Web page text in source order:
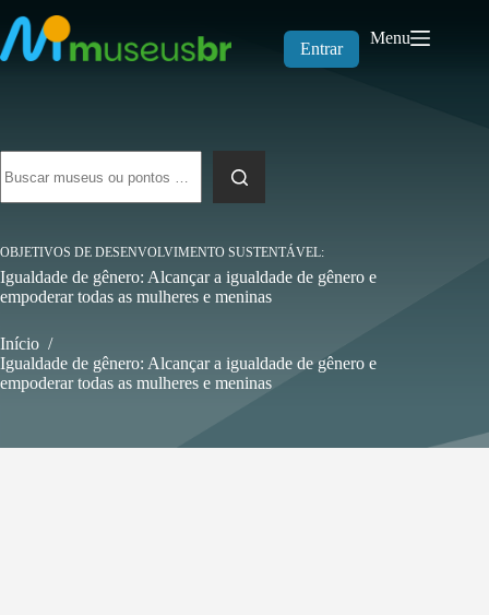
para
o
conteúdo
Entrar
Menu
resultados
OBJETIVOS DE DESENVOLVIMENTO SUSTENTÁVEL
Igualdade de gênero: Alcançar a igualdade de gênero e
empoderar todas as mulheres e meninas
Início /
Igualdade de gênero: Alcançar a igualdade de gênero e
empoderar todas as mulheres e meninas